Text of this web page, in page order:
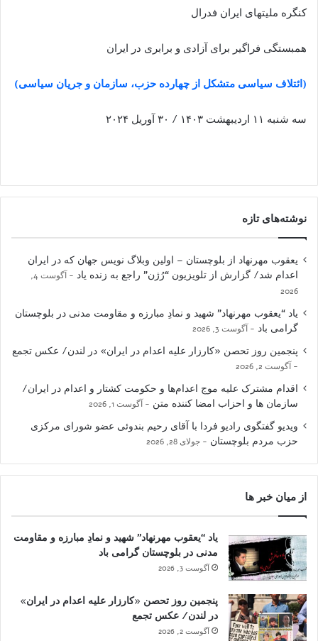
کنگره ملیتهای ایران فدرال
همبستگی فراگیر برای آزادی و برابری در ایران
(ائتلاف سياسی متشکل از چهارده حزب، سازمان و جريان سياسی)
سه شنبه ۱۱ اردیبهشت ۱۴۰۳ / ۳۰ آوریل ۲۰۲۴
نوشته‌های تازه
یعقوب مهرنهاد از بلوچستان – اولین وبلاگ نویس جهان که در ایران
اعدام شد/ گزارش از تلویزیون “رُژن” راجع به زنده یاد
آگوست 4,
2026
یاد “یعقوب مهرنهاد” شهید و نمادِ مبارزه و مقاومت مدنی در بلوچستان
گرامی باد
آگوست 3, 2026
پنجمین روز تحصن «کارزار علیه اعدام در ایران» در لندن/ عکس تجمع
آگوست 2, 2026
اقدام مشترک علیه موج اعدام‌ها و حکومت کشتار و اعدام در ایران/
سازمان ها و احزاب امضا کننده متن
آگوست 1, 2026
ویدیو گفتگوی رادیو فردا با آقای رحیم بندوئی عضو شورای مرکزی
حزب مردم بلوچستان
جولای 28, 2026
از میان خبر ها
یاد “یعقوب مهرنهاد” شهید و نمادِ مبارزه و مقاومت
مدنی در بلوچستان گرامی باد
آگوست 3, 2026
پنجمین روز تحصن «کارزار علیه اعدام در ایران»
در لندن/ عکس تجمع
آگوست 2, 2026